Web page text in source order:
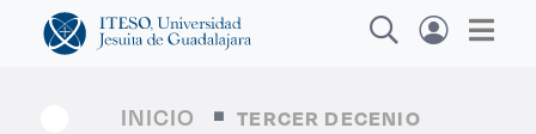
INICIO TERCER DECENIO